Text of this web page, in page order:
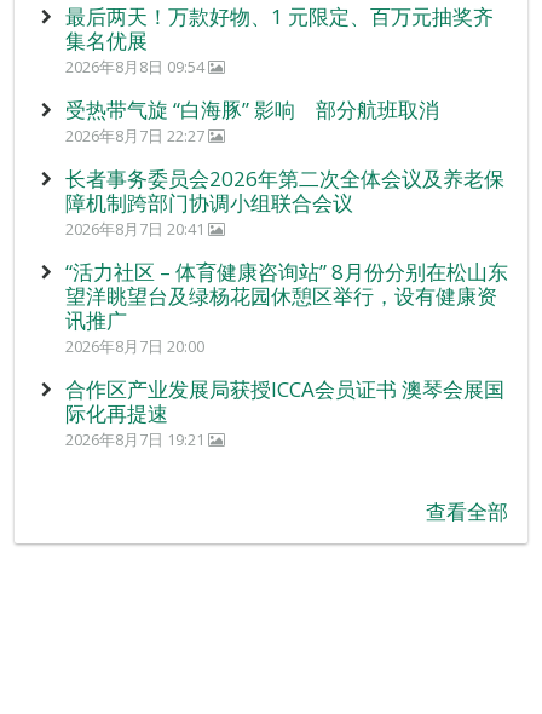
最后两天！万款好物、1 元限定、百万元抽奖齐
集名优展
2026年8月8日 09:54
受热带气旋 “白海豚” 影响 部分航班取消
2026年8月7日 22:27
长者事务委员会2026年第二次全体会议及养老保
障机制跨部门协调小组联合会议
2026年8月7日 20:41
“活力社区 – 体育健康咨询站” 8月份分别在松山东
望洋眺望台及绿杨花园休憩区举行，设有健康资
讯推广
2026年8月7日 20:00
合作区产业发展局获授ICCA会员证书 澳琴会展国
际化再提速
2026年8月7日 19:21
查看全部